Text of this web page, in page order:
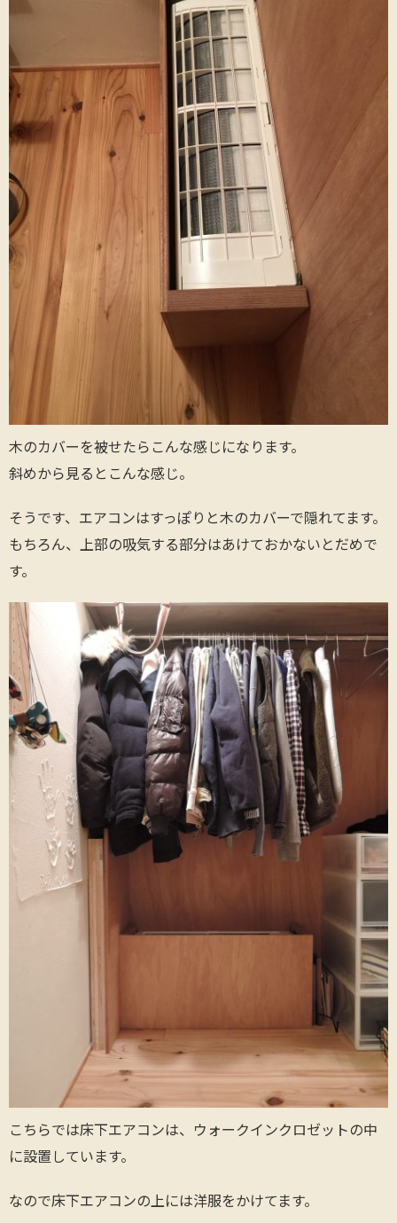
木のカバーを被せたらこんな感じになります。
斜めから見るとこんな感じ。
そうです、エアコンはすっぽりと木のカバーで隠れてます。
もちろん、上部の吸気する部分はあけておかないとだめで
す。
こちらでは床下エアコンは、ウォークインクロゼットの中
に設置しています。
なので床下エアコンの上には洋服をかけてます。